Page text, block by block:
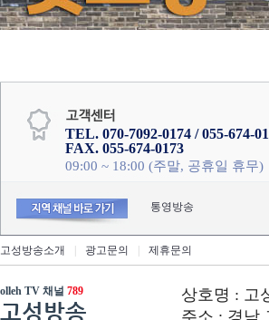
TEL. 070-7092-0174 / 055-674-
FAX. 055-674-0173
09:00 ~ 18:00 (주말, 공휴일 휴무)
통영방송
고성방송소개 광고문의 제휴문의
olleh TV 채널 789
고성방송
상호명 : 고
주소 : 경남